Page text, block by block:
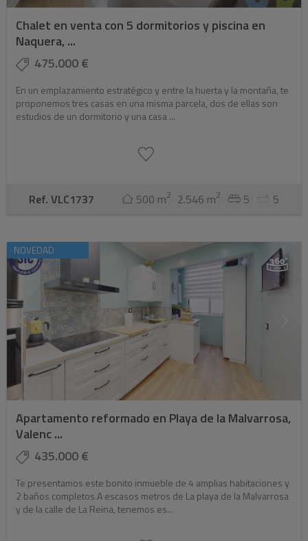
Chalet en venta con 5 dormitorios y piscina en
Naquera, ...
475.000 €
En un emplazamiento estratégico y entre la huerta y la montaña, te
proponemos tres casas en una misma parcela, dos de ellas son
estudios de un dormitorio y una casa ...
Ref. VLC1737 500 m2 2.546 m2 5 5
NOVEDAD
Apartamento reformado en Playa de la Malvarrosa,
Valenc ...
435.000 €
Te presentamos este bonito inmueble de 4 amplias habitaciones y
2 baños completos.A escasos metros de La playa de la Malvarrosa
y de la calle de La Reina, tenemos es...